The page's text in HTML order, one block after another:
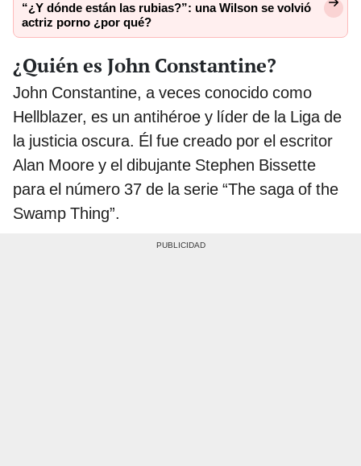
“¿Y dónde están las rubias?”: una Wilson se volvió
actriz porno ¿por qué?
¿Quién es John Constantine?
John Constantine, a veces conocido como
Hellblazer, es un antihéroe y líder de la Liga de
la justicia oscura. Él fue creado por el escritor
Alan Moore y el dibujante Stephen Bissette
para el número 37 de la serie “The saga of the
Swamp Thing”.